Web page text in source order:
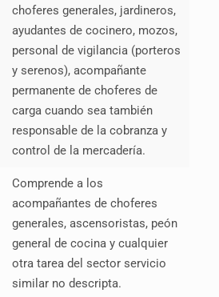
choferes generales, jardineros,
ayudantes de cocinero, mozos,
personal de vigilancia (porteros
y serenos), acompañante
permanente de choferes de
carga cuando sea también
responsable de la cobranza y
control de la mercadería.
Comprende a los
acompañantes de choferes
generales, ascensoristas, peón
general de cocina y cualquier
otra tarea del sector servicio
similar no descripta.